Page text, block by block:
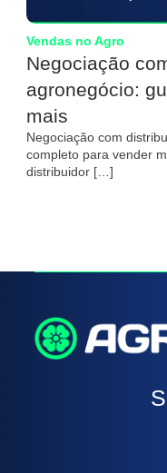
Vendas no Agro
Negociação
agronegócio:
mais
Negociação com
completo para vender
distribuidor […]